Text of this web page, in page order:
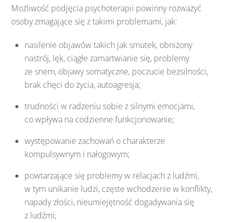
Możliwość podjęcia psychoterapii powinny rozważyć
osoby zmagające się z takimi problemami, jak:
nasilenie objawów takich jak smutek, obniżony
nastrój, lęk, ciągłe zamartwianie się, problemy
ze snem, objawy somatyczne, poczucie bezsilności,
brak chęci do życia, autoagresja;
trudności w radzeniu sobie z silnymi emocjami,
co wpływa na codzienne funkcjonowanie;
występowanie zachowań o charakterze
kompulsywnym i nałogowym;
powtarzające się problemy w relacjach z ludźmi,
w tym unikanie ludzi, częste wchodzenie w konflikty,
napady złości, nieumiejętność dogadywania się
z ludźmi;